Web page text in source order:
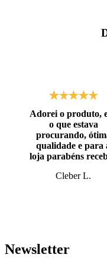
Adorei o produto,
o que estava
procurando,
qualidade e para
loja parabéns
prazo, super bem
Cleber L.
Newsletter